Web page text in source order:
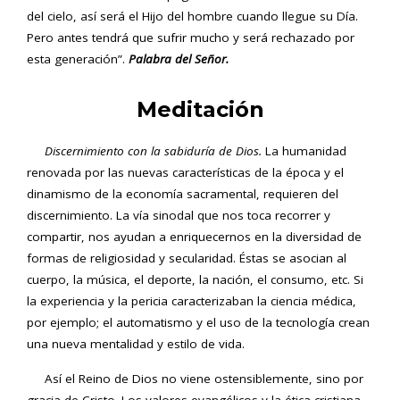
del cielo, así será el Hijo del hombre cuando llegue su Día.
Pero antes tendrá que sufrir mucho y será rechazado por
esta generación”. Palabra del Señor.
Meditación
Discernimiento con la sabiduría de Dios. La humanidad
renovada por las nuevas características de la época y el
dinamismo de la economía sacramental, requieren del
discernimiento. La vía sinodal que nos toca recorrer y
compartir, nos ayudan a enriquecernos en la diversidad de
formas de religiosidad y secularidad. Éstas se asocian al
cuerpo, la música, el deporte, la nación, el consumo, etc. Si
la experiencia y la pericia caracterizaban la ciencia médica,
por ejemplo; el automatismo y el uso de la tecnología crean
una nueva mentalidad y estilo de vida.
Así el Reino de Dios no viene ostensiblemente, sino por